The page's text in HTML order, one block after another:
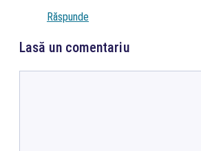
Răspunde
Lasă un comentariu